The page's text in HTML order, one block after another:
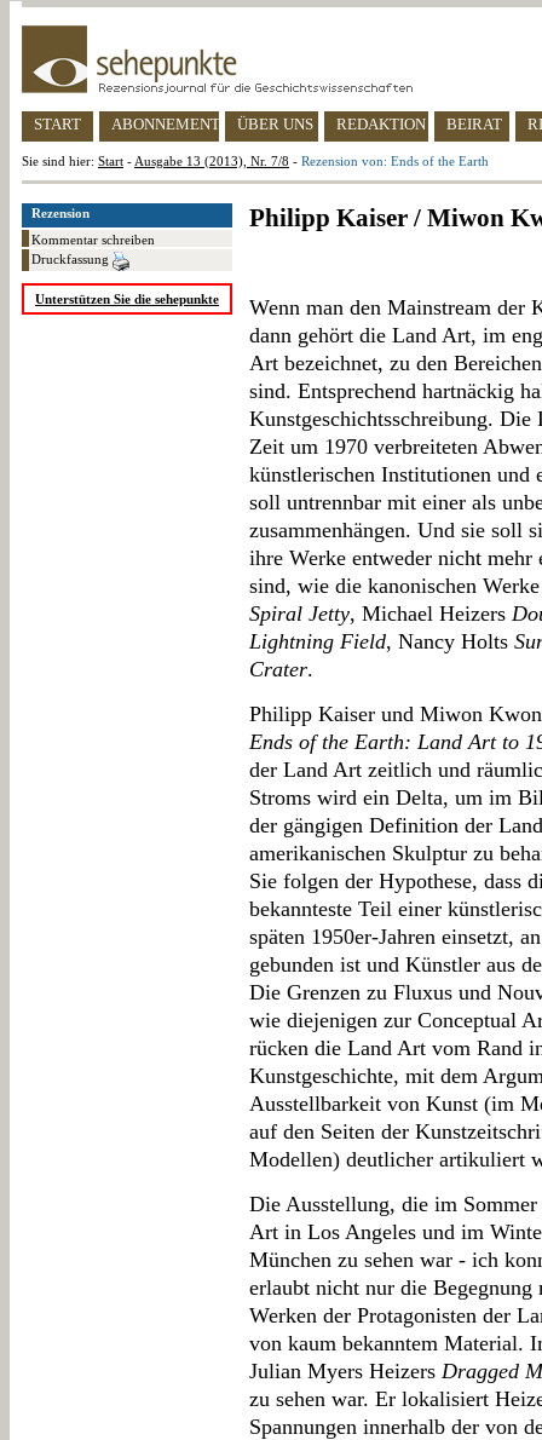
START ABONNEMENT ÜBER UNS REDAKTION BEIRAT
Sie sind hier: Start - Ausgabe 13 (2013), Nr. 7/8 - Rezension von: Ends of the Earth
Rezension
Kommentar schreiben
Druckfassung
Unterstützen Sie die sehepunkte
Philipp Kaiser / Miwon
Wenn man den Mainstream der
dann gehört die Land Art, im
Art bezeichnet, zu den
sind. Entsprechend hartnäckig
Kunstgeschichtsschreibung.
Zeit um 1970 verbreiteten
künstlerischen Institutionen und
soll untrennbar mit einer als
zusammenhängen. Und sie soll
ihre Werke entweder nicht
sind, wie die kanonischen
Spiral Jetty, Michael Heizers
Lightning Field, Nancy Holts
Crater.
Philipp Kaiser und Miwon
Ends of the Earth: Land Art to
der Land Art zeitlich und
Stroms wird ein Delta, um im
der gängigen Definition der
amerikanischen Skulptur zu
Sie folgen der Hypothese, dass
bekannteste Teil einer
späten 1950er-Jahren einsetzt,
gebunden ist und Künstler aus
Die Grenzen zu Fluxus und
wie diejenigen zur Conceptual
rücken die Land Art vom Rand
Kunstgeschichte, mit dem
Ausstellbarkeit von Kunst (im
auf den Seiten der
Modellen) deutlicher artikuliert
Die Ausstellung, die im
Art in Los Angeles und im
München zu sehen war - ich
erlaubt nicht nur die
Werken der Protagonisten der
von kaum bekanntem Material.
Julian Myers Heizers Dragged
zu sehen war. Er lokalisiert
Spannungen innerhalb der von